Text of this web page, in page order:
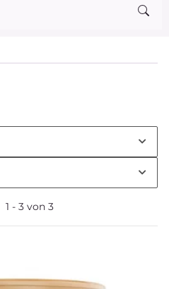
1 - 3 von 3